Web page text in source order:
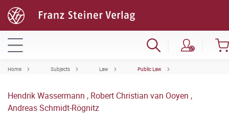
Home Subjects Law Public Law
Hendrik Wassermann , Robert Christian van Ooyen ,
Andreas Schmidt-Rögnitz